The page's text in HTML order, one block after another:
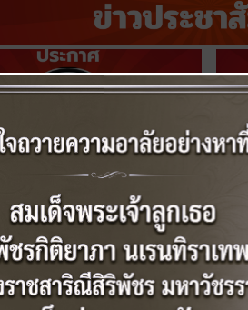
มัครลูกจ้างชั่วคราว 10 มิถุนายน
นายน 2569 10:56
ประ
วันพ